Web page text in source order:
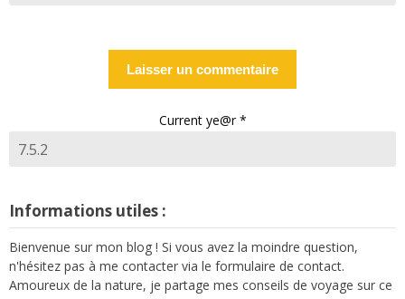
Current ye@r*
Informations utiles :
Bienvenue sur mon blog ! Si vous avez la moindre question,
n'hésitez pas à me contacter via le formulaire de contact.
Amoureux de la nature, je partage mes conseils de voyage sur ce